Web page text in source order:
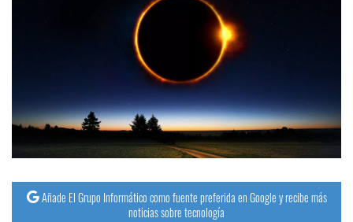
Añade El Grupo Informático como fuente preferida en Google y recibe más
noticias sobre tecnología